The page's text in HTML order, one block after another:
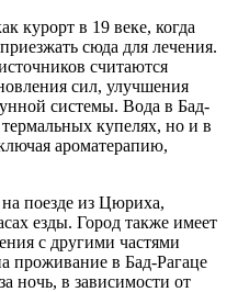
курорт в 19 веке, когда
сюда для лечения.
считаются
сил, улучшения
системы. Вода в Бад-
термальных купелях, но и в
ароматерапию,
поезде из Цюриха,
езды. Город также имеет
с другими частями
проживание в Бад-Рагаце
ночь, в зависимости от